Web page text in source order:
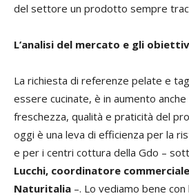
del settore un prodotto sempre
L’analisi del mercato e gli
La richiesta di referenze pelate e
essere cucinate, è in aumento
freschezza, qualità e praticità del
oggi è una leva di efficienza per la
e per i centri cottura della Gdo –
Lucchi, coordinatore
Naturitalia –. Lo vediamo bene